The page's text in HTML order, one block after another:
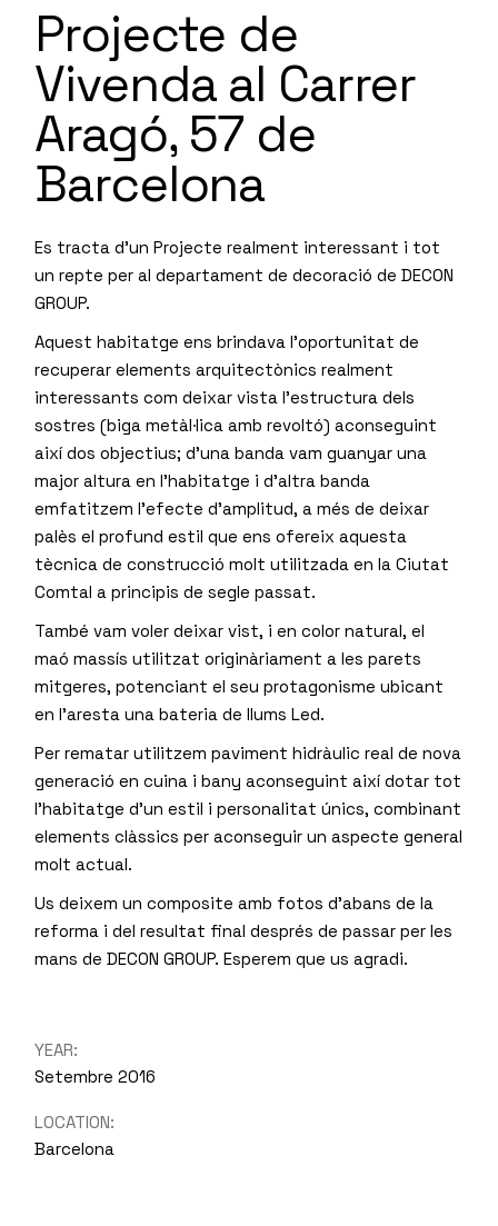
Projecte de
Vivenda al Carrer
Aragó, 57 de
Barcelona
Es tracta d’un Projecte realment interessant i tot
un repte per al departament de decoració de DECON
GROUP.
Aquest habitatge ens brindava l’oportunitat de
recuperar elements arquitectònics realment
interessants com deixar vista l’estructura dels
sostres (biga metàl·lica amb revoltó) aconseguint
així dos objectius; d’una banda vam guanyar una
major altura en l’habitatge i d’altra banda
emfatitzem l’efecte d’amplitud, a més de deixar
palès el profund estil que ens ofereix aquesta
tècnica de construcció molt utilitzada en la Ciutat
Comtal a principis de segle passat.
També vam voler deixar vist, i en color natural, el
maó massís utilitzat originàriament a les parets
mitgeres, potenciant el seu protagonisme ubicant
en l’aresta una bateria de llums Led.
Per rematar utilitzem paviment hidràulic real de nova
generació en cuina i bany aconseguint així dotar tot
l’habitatge d’un estil i personalitat únics, combinant
elements clàssics per aconseguir un aspecte general
molt actual.
Us deixem un composite amb fotos d’abans de la
reforma i del resultat final després de passar per les
mans de DECON GROUP. Esperem que us agradi.
YEAR:
Setembre 2016
LOCATION:
Barcelona